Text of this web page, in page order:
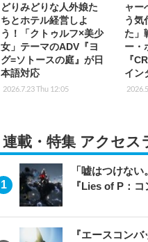
どりみどりな人外娘た
ちとホテル経営しよ
う！「クトゥルフ×美少
女」テーマのADV『ヨ
グ=ソトースの庭』が日
本語対応
2026.7.23 Thu 12:05
ャー
う気
た」
ー・
『
イン
連載・特集 アクセス
「嘘はつけな
『Lies of P：
『エースコン